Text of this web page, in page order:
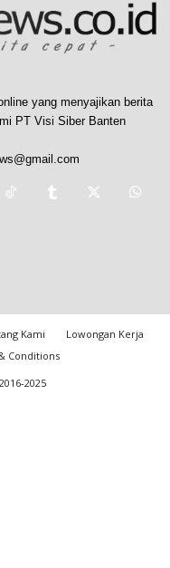
yang menyajikan berita
PT Visi Siber Banten
Kami
Lowongan Kerja
Conditions
2025